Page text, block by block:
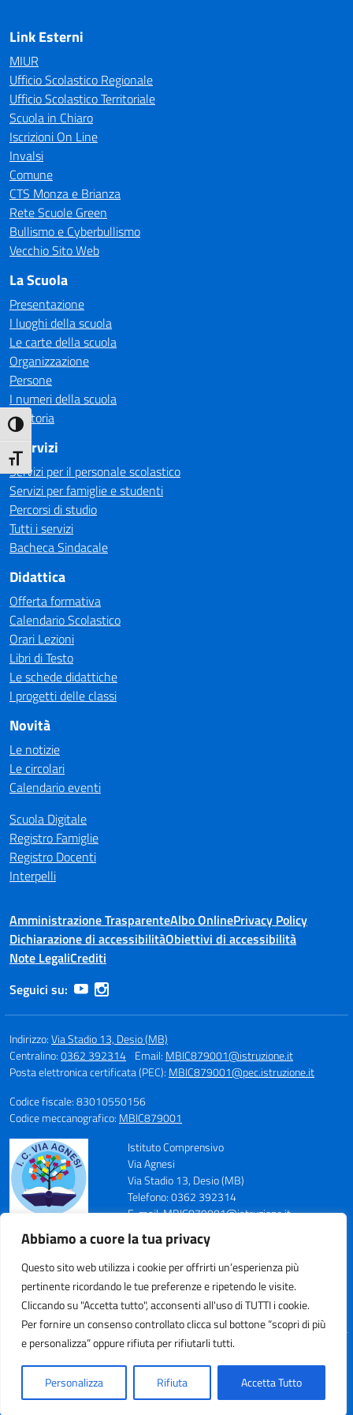
Abbiamo a cuore la tua privacy
Questo sito web utilizza i cookie per offrirti un’esperienza più
pertinente ricordando le tue preferenze e ripetendo le visite.
Cliccando su "Accetta tutto", acconsenti all'uso di TUTTI i cookie.
Per fornire un consenso controllato clicca sul bottone “scopri di più
e personalizza” oppure rifiuta per rifiutarli tutti.
Personalizza Rifiuta Accetta Tutto
Attiva/disattiva alto contrasto
Attiva/disattiva dimensione testo
Link Esterni
MIUR
Ufficio Scolastico Regionale
Ufficio Scolastico Territoriale
Scuola in Chiaro
Iscrizioni On Line
Invalsi
Comune
CTS Monza e Brianza
Rete Scuole Green
Bullismo e Cyberbullismo
Vecchio Sito Web
La Scuola
Presentazione
I luoghi della scuola
Le carte della scuola
Organizzazione
Persone
I numeri della scuola
La storia
I Servizi
Servizi per il personale scolastico
Servizi per famiglie e studenti
Percorsi di studio
Tutti i servizi
Bacheca Sindacale
Didattica
Offerta formativa
Calendario Scolastico
Orari Lezioni
Libri di Testo
Le schede didattiche
I progetti delle classi
Novità
Le notizie
Le circolari
Calendario eventi
Scuola Digitale
Registro Famiglie
Registro Docenti
Interpelli
Amministrazione TrasparenteAlbo OnlinePrivacy Policy
Dichiarazione di accessibilitàObiettivi di accessibilità
Note LegaliCrediti
Seguici su:
Indirizzo:Via Stadio 13, Desio (MB)
Centralino:0362 392314 Email: MBIC879001@istruzione.it
Posta elettronica certificata (PEC): MBIC879001@pec.istruzione.it
Codice fiscale: 83010550156
Codice meccanografico: MBIC879001
Istituto Comprensivo
Via Agnesi
Via Stadio 13, Desio (MB)
Telefono: 0362 392314
E-mail: MBIC879001@istruzione.it
PEC: MBIC879001@pec.istruzione.it
Codice Meccanografico: MBIC879001
Codice Fiscale: 83010550156